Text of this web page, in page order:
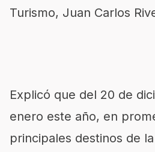
Turismo, Juan Carlos
Explicó que del 20 de
enero este año, en
principales destinos de